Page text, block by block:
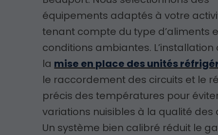
équipements adaptés à votre
tenant compte du type d’aliments
conditions ambiantes.
la mise en place des unités
le raccordement des circuits et le
précis des températures pour
variations nuisibles à la qualité des
Un système bien calibré réduit le